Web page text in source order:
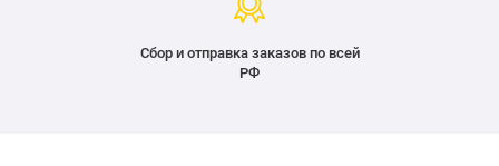
Сбор и отправка заказов по всей
РФ